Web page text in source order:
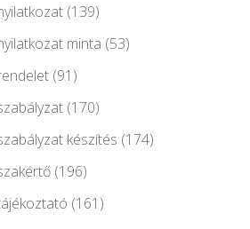
(139)
minta (53)
(91)
(170)
készítés (174)
(196)
(161)